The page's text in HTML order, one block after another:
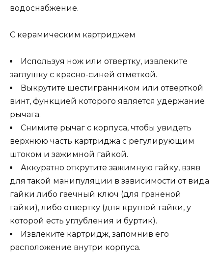
водоснабжение.
С керамическим картриджем
Используя нож или отвертку, извлеките
заглушку с красно-синей отметкой.
Выкрутите шестигранником или отверткой
винт, функцией которого является удержание
рычага.
Снимите рычаг с корпуса, чтобы увидеть
верхнюю часть картриджа с регулирующим
штоком и зажимной гайкой.
Аккуратно открутите зажимную гайку, взяв
для такой манипуляции в зависимости от вида
гайки либо гаечный ключ (для граненой
гайки), либо отвертку (для круглой гайки, у
которой есть углубления и буртик).
Извлеките картридж, запомнив его
расположение внутри корпуса.